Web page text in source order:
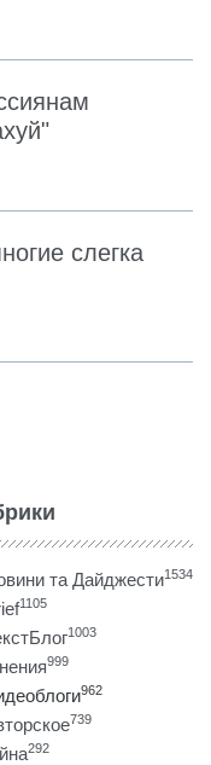
слегка
та Дайджести1534
1105
1003
999
962
739
292